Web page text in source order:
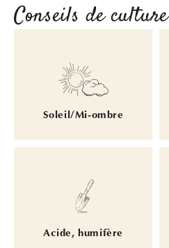
Conseils de culture
Soleil/Mi-ombre
Acide, humifère